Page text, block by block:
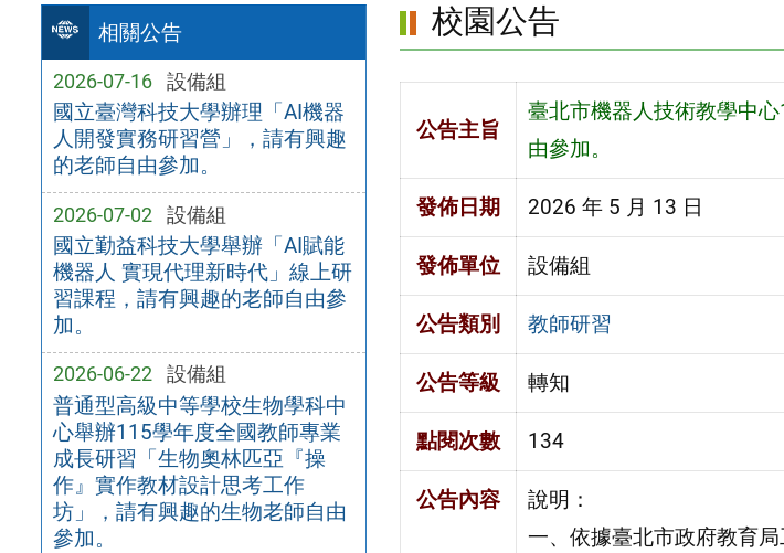
相關公告
2026-07-16 設備組
國立臺灣科技大學辦理「AI機器
人開發實務研習營」，請有興趣
的老師自由參加。
2026-07-02 設備組
國立勤益科技大學舉辦「AI賦能
機器人 實現代理新時代」線上研
習課程，請有興趣的老師自由參
加。
2026-06-22 設備組
普通型高級中等學校生物學科中
心舉辦115學年度全國教師專業
成長研習「生物奧林匹亞『操
作』實作教材設計思考工作
坊」，請有興趣的生物老師自由
參加。
校園公告
公告主旨
臺北市機器人技術教學中
由參加。
發佈日期 2026 年 5 月 13 日
發佈單位 設備組
公告類別 教師研習
公告等級 轉知
點閱次數 134
公告內容
說明：
一、依據臺北市政府教育